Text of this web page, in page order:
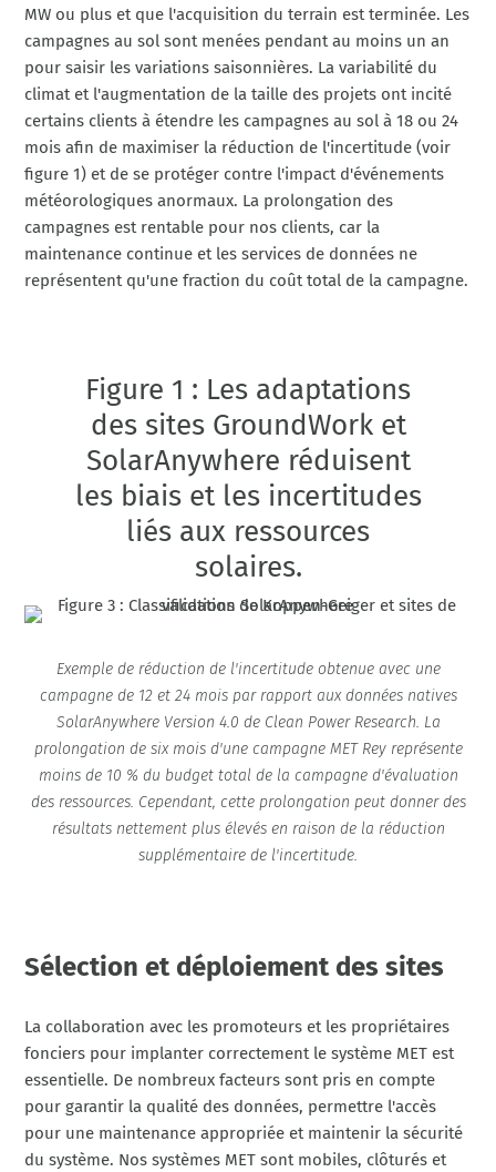
MW ou plus et que l'acquisition du terrain est terminée. Les
campagnes au sol sont menées pendant au moins un an
pour saisir les variations saisonnières. La variabilité du
climat et l'augmentation de la taille des projets ont incité
certains clients à étendre les campagnes au sol à 18 ou 24
mois afin de maximiser la réduction de l'incertitude (voir
figure 1) et de se protéger contre l'impact d'événements
météorologiques anormaux. La prolongation des
campagnes est rentable pour nos clients, car la
maintenance continue et les services de données ne
représentent qu'une fraction du coût total de la campagne.
Figure 1 : Les adaptations
des sites GroundWork et
SolarAnywhere réduisent
les biais et les incertitudes
liés aux ressources
solaires.
Exemple de réduction de l'incertitude obtenue avec une
campagne de 12 et 24 mois par rapport aux données natives
SolarAnywhere Version 4.0 de Clean Power Research. La
prolongation de six mois d'une campagne MET Rey représente
moins de 10 % du budget total de la campagne d'évaluation
des ressources. Cependant, cette prolongation peut donner des
résultats nettement plus élevés en raison de la réduction
supplémentaire de l'incertitude.
Sélection et déploiement des sites
La collaboration avec les promoteurs et les propriétaires
fonciers pour implanter correctement le système MET est
essentielle. De nombreux facteurs sont pris en compte
pour garantir la qualité des données, permettre l'accès
pour une maintenance appropriée et maintenir la sécurité
du système. Nos systèmes MET sont mobiles, clôturés et